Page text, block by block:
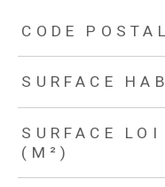
CODE POSTAL
SURFACE
SURFACE LOI
(M²)